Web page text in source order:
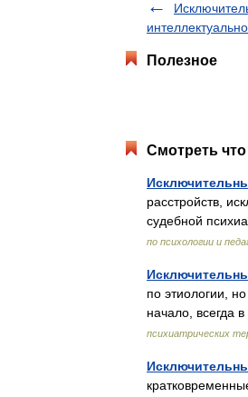
Полезное
Смотреть
расстройств,
судебной
по психологии и
по этиологии,
начало, всегда
психиатрических